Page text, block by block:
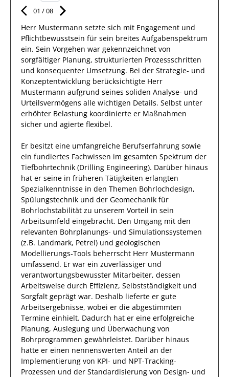
01 /08
Herr Mustermann setzte sich mit Engagement und
Pflichtbewusstsein für sein breites Aufgabenspektrum
ein. Sein Vorgehen war gekennzeichnet von
sorgfältiger Planung, strukturierten Prozessschritten
und konsequenter Umsetzung. Bei der Strategie- und
Konzeptentwicklung berücksichtigte Herr
Mustermann aufgrund seines soliden Analyse- und
Urteilsvermögens alle wichtigen Details. Selbst unter
erhöhter Belastung koordinierte er Maßnahmen
sicher und agierte flexibel.
Er besitzt eine umfangreiche Berufserfahrung sowie
ein fundiertes Fachwissen im gesamten Spektrum der
Tiefbohrtechnik (Drilling Engineering). Darüber hinaus
hat er seine in früheren Tätigkeiten erlangten
Spezialkenntnisse in den Themen Bohrlochdesign,
Spülungstechnik und der Geomechanik für
Bohrlochstabilität zu unserem Vorteil in sein
Arbeitsumfeld eingebracht. Den Umgang mit den
relevanten Bohrplanungs- und Simulationssystemen
(z.B. Landmark, Petrel) und geologischen
Modellierungs-Tools beherrscht Herr Mustermann
umfassend. Er war ein zuverlässiger und
verantwortungsbewusster Mitarbeiter, dessen
Arbeitsweise durch Effizienz, Selbstständigkeit und
Sorgfalt geprägt war. Deshalb lieferte er gute
Arbeitsergebnisse, wobei er die abgestimmten
Termine einhielt. Dadurch hat er eine erfolgreiche
Planung, Auslegung und Überwachung von
Bohrprogrammen gewährleistet. Darüber hinaus
hatte er einen nennenswerten Anteil an der
Implementierung von KPI- und NPT-Tracking-
Prozessen und der Standardisierung von Design- und